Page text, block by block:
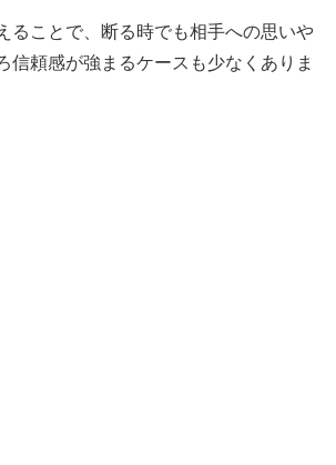
ることで、断る時でも相手への思いや
信頼感が強まるケースも少なくありま